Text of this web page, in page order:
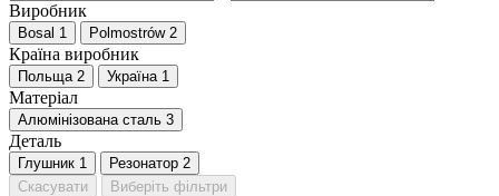
Виробник
Bosal 1 Polmostrów 2
Країна виробник
Польща 2 Україна 1
Матеріал
Алюмінізована сталь 3
Деталь
Глушник 1 Резонатор 2
Скасувати
Виберіть фільтри